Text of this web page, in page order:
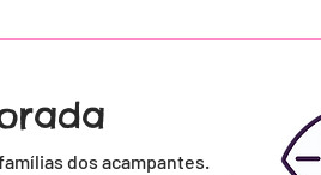
dos acampantes.